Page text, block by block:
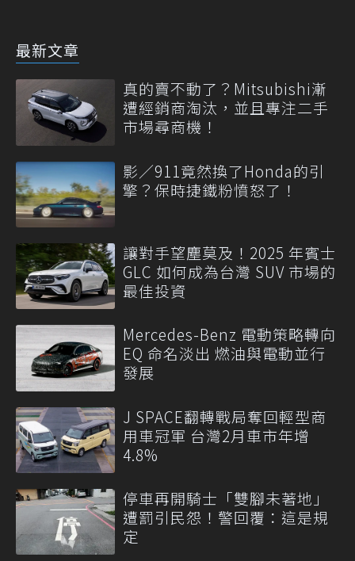
最新文章
真的賣不動了？Mitsubishi漸
遭經銷商淘汰，並且專注二手
市場尋商機！
影／911竟然換了Honda的引
擎？保時捷鐵粉憤怒了！
讓對手望塵莫及！2025 年賓士
GLC 如何成為台灣 SUV 市場的
最佳投資
Mercedes-Benz 電動策略轉向
EQ 命名淡出 燃油與電動並行
發展
J SPACE翻轉戰局奪回輕型商
用車冠軍 台灣2月車市年增
4.8%
停車再開騎士「雙腳未著地」
遭罰引民怨！警回覆：這是規
定